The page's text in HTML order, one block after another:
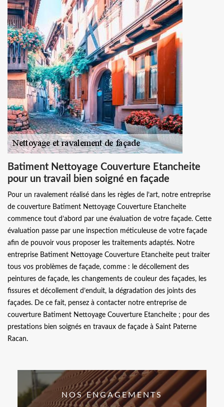
Batiment Nettoyage Couverture Etancheite
pour un travail bien soigné en façade
Pour un ravalement réalisé dans les règles de l’art, notre entreprise
de couverture Batiment Nettoyage Couverture Etancheite
commence tout d’abord par une évaluation de votre façade. Cette
évaluation passe par une inspection méticuleuse de votre façade
afin de pouvoir vous proposer les traitements adaptés. Notre
entreprise Batiment Nettoyage Couverture Etancheite peut traiter
tous vos problèmes de façade, comme : le décollement des
peintures de façade, les changements de couleur des façades, les
fissures et décollement d’enduit, la dégradation des joints des
façades. De ce fait, pensez à contacter notre entreprise de
couverture Batiment Nettoyage Couverture Etancheite ; pour des
prestations bien soignés en travaux de façade à Saint Paterne
Racan.
NOS ENGAGEMENTS